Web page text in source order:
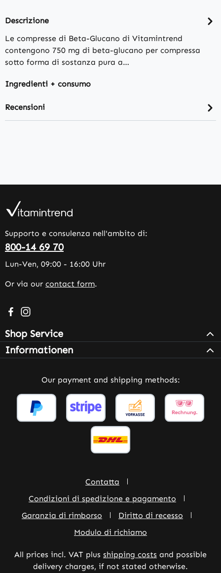
Descrizione
Le compresse di Beta-Glucano di Vitamintrend
contengono 750 mg di beta-glucano per compressa
sotto forma di sostanza pura a…
Ingredienti + consumo
Recensioni
Supporto e consulenza nell'ambito di:
800-14 69 70
Lun-Ven, 09:00 - 16:00 Uhr
Or via our contact form.
Visit us on Facebook – opens in a new browser tab
Check us out on Instagram – opens in a new
Shop Service
Informationen
Our payment and shipping methods:
Contatta
Condizioni di spedizione e pagamento
Garanzia di rimborso
Diritto di recesso
Modulo di richiamo
All prices incl. VAT plus shipping costs and possible
delivery charges, if not stated otherwise.